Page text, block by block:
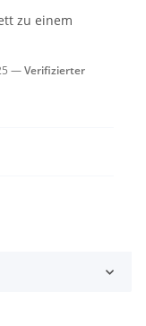
zu einem
Verifizierter